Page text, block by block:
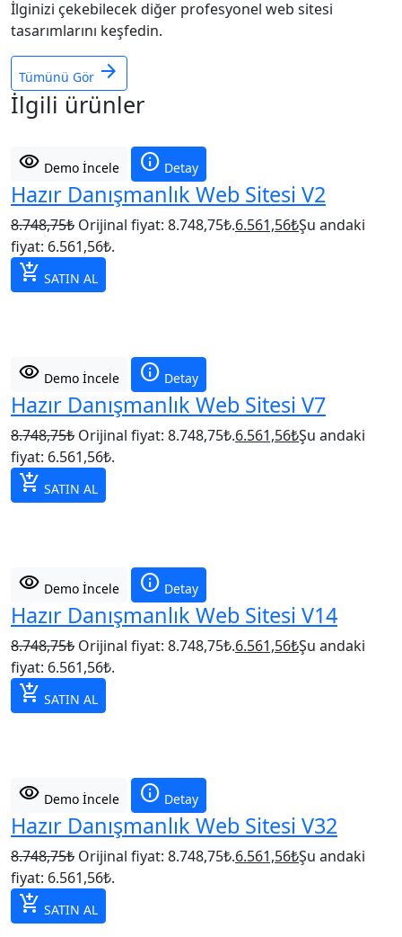
İlginizi çekebilecek diğer profesyonel web sitesi
tasarımlarını keşfedin.
Tümünü Gör arrow_forward
İlgili ürünler
visibility Demo İncele info Detay
Hazır Danışmanlık Web Sitesi V2
8.748,75₺ Orijinal fiyat: 8.748,75₺.6.561,56₺Şu andaki
fiyat: 6.561,56₺.
add_shopping_cart SATIN AL
visibility Demo İncele info Detay
Hazır Danışmanlık Web Sitesi V7
8.748,75₺ Orijinal fiyat: 8.748,75₺.6.561,56₺Şu andaki
fiyat: 6.561,56₺.
add_shopping_cart SATIN AL
visibility Demo İncele info Detay
Hazır Danışmanlık Web Sitesi V14
8.748,75₺ Orijinal fiyat: 8.748,75₺.6.561,56₺Şu andaki
fiyat: 6.561,56₺.
add_shopping_cart SATIN AL
visibility Demo İncele info Detay
Hazır Danışmanlık Web Sitesi V32
8.748,75₺ Orijinal fiyat: 8.748,75₺.6.561,56₺Şu andaki
fiyat: 6.561,56₺.
add_shopping_cart SATIN AL